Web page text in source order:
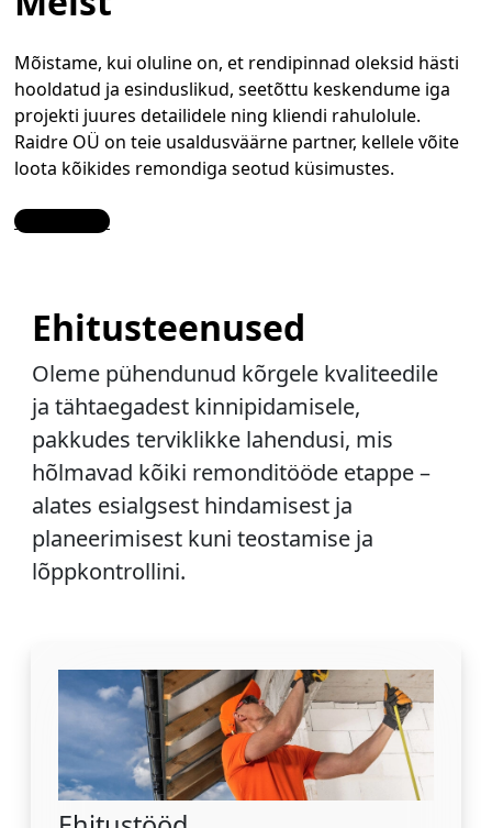
Mõistame, kui oluline on, et rendipinnad oleksid hästi
hooldatud ja esinduslikud, seetõttu keskendume iga
projekti juures detailidele ning kliendi rahulolule.
Raidre OÜ on teie usaldusväärne partner, kellele võite
loota kõikides remondiga seotud küsimustes.
Contact Us
Ehitusteenused
Oleme pühendunud kõrgele kvaliteedile
ja tähtaegadest kinnipidamisele,
pakkudes terviklikke lahendusi, mis
hõlmavad kõiki remonditööde etappe –
alates esialgsest hindamisest ja
planeerimisest kuni teostamise ja
lõppkontrollini.